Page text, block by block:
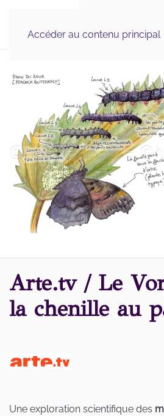
Accéder au contenu principal
& Scientifique,
Arte.tv / Le
la chenille au
Une exploration scientifique des